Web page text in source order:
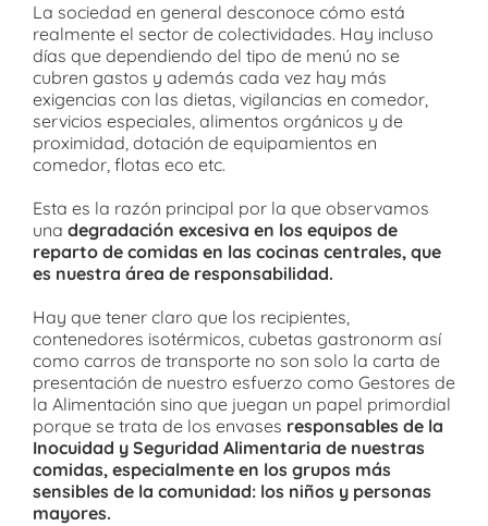
La sociedad en general desconoce cómo está
realmente el sector de colectividades. Hay incluso
días que dependiendo del tipo de menú no se
cubren gastos y además cada vez hay más
exigencias con las dietas, vigilancias en comedor,
servicios especiales, alimentos orgánicos y de
proximidad, dotación de equipamientos en
comedor, flotas eco etc.
Esta es la razón principal por la que observamos
una degradación excesiva en los equipos de
reparto de comidas en las cocinas centrales, que
es nuestra área de responsabilidad.
Hay que tener claro que los recipientes,
contenedores isotérmicos, cubetas gastronorm así
como carros de transporte no son solo la carta de
presentación de nuestro esfuerzo como Gestores de
la Alimentación sino que juegan un papel primordial
porque se trata de los envases responsables de la
Inocuidad y Seguridad Alimentaria de nuestras
comidas, especialmente en los grupos más
sensibles de la comunidad: los niños y personas
mayores.